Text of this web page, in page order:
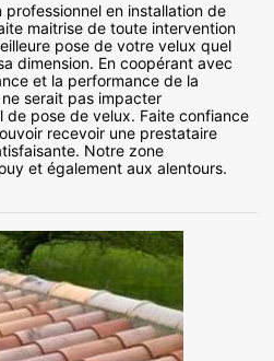
en installation de
maitrise de toute intervention
pose de votre velux quel
dimension. En coopérant avec
et la performance de la
serait pas impacter
pose de velux. Faite confiance
recevoir une prestataire
Notre zone
et également aux alentours.